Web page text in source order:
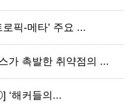
픽-메타’ 주요 ...
가 촉발한 취약점의 ...
‘해커들의...